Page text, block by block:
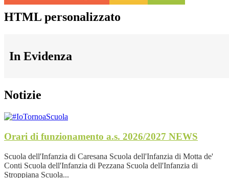
HTML personalizzato
In Evidenza
Notizie
Orari di funzionamento a.s. 2026/2027 NEWS
Scuola dell'Infanzia di Caresana Scuola dell'Infanzia di Motta de'
Conti Scuola dell'Infanzia di Pezzana Scuola dell'Infanzia di
Stroppiana Scuola...